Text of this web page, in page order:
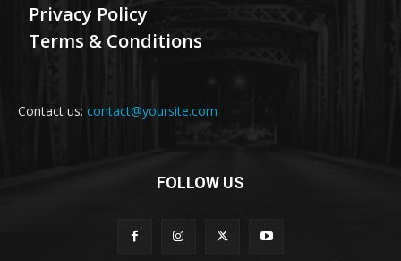
Privacy Policy
Terms & Conditions
Contact us: contact@yoursite.com
FOLLOW US